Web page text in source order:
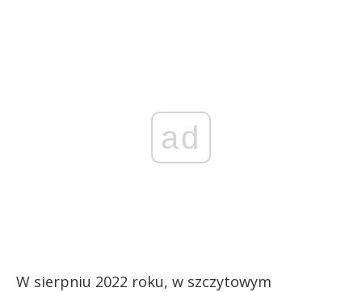
ad
W sierpniu 2022 roku, w szczytowym